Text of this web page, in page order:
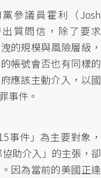
參議員霍利（Josh
質問信，除了要求
的規模與風險層級，
帳號會否也有同樣的
應該主動介入，以國
事件。
事件」為主要對象，
助介入」的主張，卻
因為當前的美國正逢